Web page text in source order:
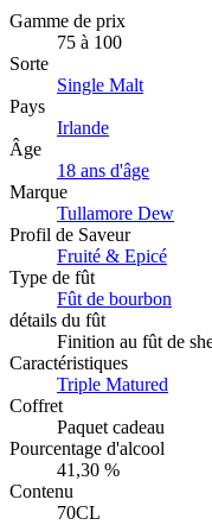
Gamme de prix
75 à 100
Sorte
Single Malt
Pays
Irlande
Âge
18 ans d'âge
Marque
Tullamore Dew
Profil de Saveur
Fruité & Epicé
Type de fût
Fût de bourbon
détails du fût
Finition au fût de
Caractéristiques
Triple Matured
Coffret
Paquet cadeau
Pourcentage d'alcool
41,30 %
Contenu
70CL